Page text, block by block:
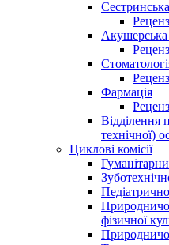
Акушерська
Фармація
Відділення
технічної)
Циклові комісії
фізичної